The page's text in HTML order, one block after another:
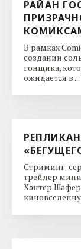
РАЙАН
КОМИКСАМ
В рамках
создании
гонщика,
ожидается в ...
Стриминг-
трейлер
Хантер